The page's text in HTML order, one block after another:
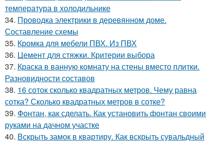
температура в холодильнике
34. Проводка электрики в деревянном доме.
Составление схемы
35. Кромка для мебели ПВХ. Из ПВХ
36. Цемент для стяжки. Критерии выбора
37. Краска в ванную комнату на стены вместо плитки.
Разновидности составов
38. 16 соток сколько квадратных метров. Чему равна
сотка? Сколько квадратных метров в сотке?
39. Фонтан, как сделать. Как установить фонтан своими
руками на дачном участке
40. Вскрыть замок в квартиру. Как вскрыть сувальдный